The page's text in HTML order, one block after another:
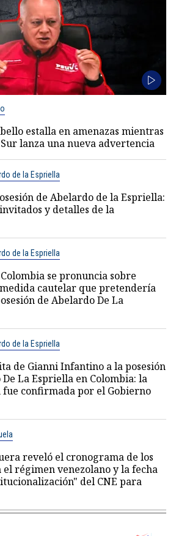
estalla en amenazas mientras
lanza una nueva advertencia
de la Espriella
de Abelardo de la Espriella:
y detalles de la
de la Espriella
se pronuncia sobre
cautelar que pretendería
de Abelardo De La
de la Espriella
de Gianni Infantino a la posesión
La Espriella en Colombia: la
confirmada por el Gobierno
reveló el cronograma de los
el régimen venezolano y la fecha
del CNE para